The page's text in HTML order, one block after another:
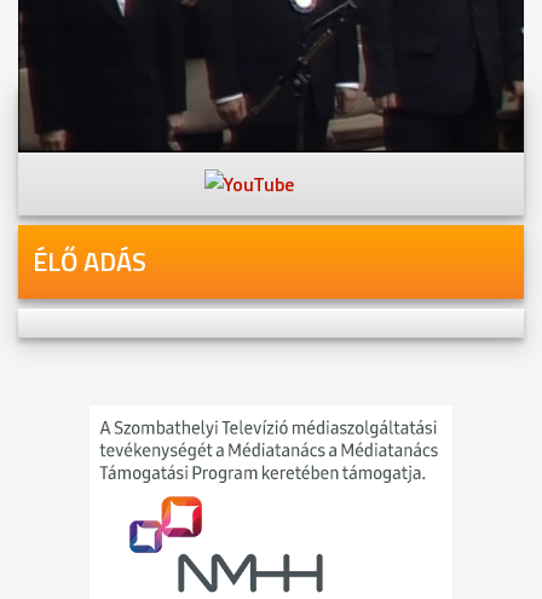
Videóink megtekinthetőek
Youtube-csatornánkon is!
ÉLŐ ADÁS